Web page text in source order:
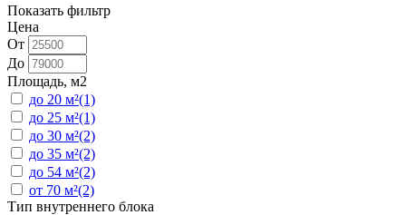
Показать фильтр
Цена
От
До
Площадь, м2
до 20 м²(1)
до 25 м²(1)
до 30 м²(2)
до 35 м²(2)
до 54 м²(2)
от 70 м²(2)
Тип внутреннего блока